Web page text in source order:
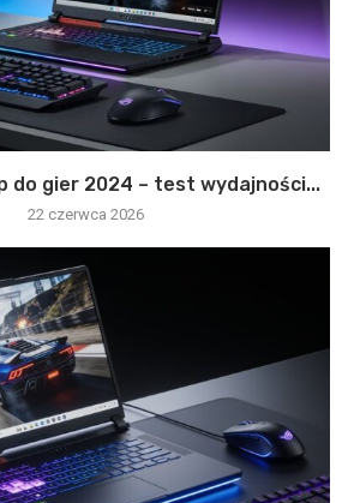
do gier 2024 – test wydajności...
22 czerwca 2026